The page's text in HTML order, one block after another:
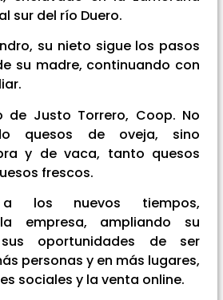
sur del río Duero.
su nieto sigue los pasos
su madre, continuando con
de Justo Torrero, Coop. No
quesos de oveja, sino
y de vaca, tanto quesos
frescos.
a los nuevos tiempos,
empresa, ampliando su
oportunidades de ser
personas y en más lugares,
sociales y la venta online.